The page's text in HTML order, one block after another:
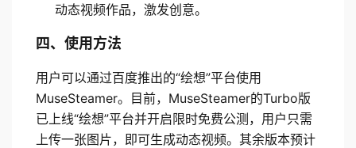
动态视频作品，激发创意。
四、使用方法
用户可以通过百度推出的“绘想”平台使用
MuseSteamer。目前，MuseSteamer的Turbo版
已上线“绘想”平台并开启限时免费公测，用户只需
上传一张图片，即可生成动态视频。其余版本预计